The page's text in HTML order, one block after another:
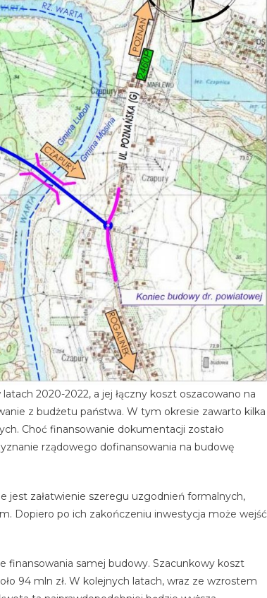
2020-2022, a jej łączny koszt oszacowano na
z budżetu państwa. W tym okresie zawarto kilka
Choć finansowanie dokumentacji zostało
rządowego dofinansowania na budowę
jest załatwienie szeregu uzgodnień formalnych,
Dopiero po ich zakończeniu inwestycja może wejść
finansowania samej budowy. Szacunkowy koszt
94 mln zł. W kolejnych latach, wraz ze wzrostem